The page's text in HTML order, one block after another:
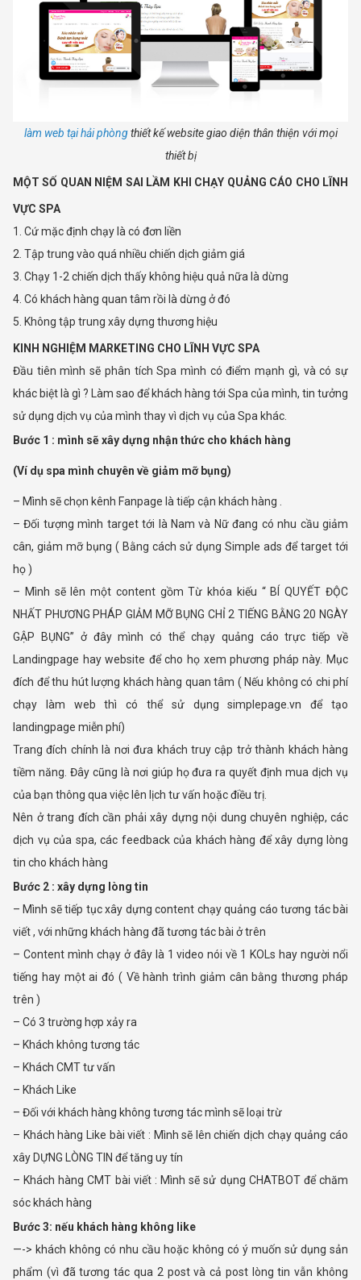
làm web tại hải phòngthiết kế website giao diện thân thiện với mọi
thiết bị
MỘT SỐ QUAN NIỆM SAI LẦM KHI CHẠY QUẢNG CÁO CHO LĨNH
VỰC SPA
1. Cứ mặc định chạy là có đơn liền
2. Tập trung vào quá nhiều chiến dịch giảm giá
3. Chạy 1-2 chiến dịch thấy không hiệu quả nữa là dừng
4. Có khách hàng quan tâm rồi là dừng ở đó
5. Không tập trung xây dựng thương hiệu
KINH NGHIỆM MARKETING CHO LĨNH VỰC SPA
Đầu tiên mình sẽ phân tích Spa mình có điểm mạnh gì, và có sự
khác biệt là gì ? Làm sao để khách hàng tới Spa của mình, tin tưởng
sử dụng dịch vụ của mình thay vì dịch vụ của Spa khác.
Bước 1 : mình sẽ xây dựng nhận thức cho khách hàng
(Ví dụ spa mình chuyên về giảm mỡ bụng)
– Mình sẽ chọn kênh Fanpage là tiếp cận khách hàng .
– Đối tượng mình target tới là Nam và Nữ đang có nhu cầu giảm
cân, giảm mỡ bụng ( Bằng cách sử dụng Simple ads để target tới
họ )
– Mình sẽ lên một content gồm Từ khóa kiếu “ BÍ QUYẾT ĐỘC
NHẤT PHƯƠNG PHÁP GIẢM MỠ BỤNG CHỈ 2 TIẾNG BẰNG 20 NGÀY
GẬP BỤNG” ở đây mình có thể chạy quảng cáo trực tiếp về
Landingpage hay website để cho họ xem phương pháp này. Mục
đích để thu hút lượng khách hàng quan tâm ( Nếu không có chi phí
chạy làm web thì có thể sử dụng simplepage.vn để tạo
landingpage miễn phí)
Trang đích chính là nơi đưa khách truy cập trở thành khách hàng
tiềm năng. Đây cũng là nơi giúp họ đưa ra quyết định mua dịch vụ
của bạn thông qua việc lên lịch tư vấn hoặc điều trị.
Nên ở trang đích cần phải xây dựng nội dung chuyên nghiệp, các
dịch vụ của spa, các feedback của khách hàng để xây dựng lòng
tin cho khách hàng
Bước 2 : xây dựng lòng tin
– Mình sẽ tiếp tục xây dựng content chạy quảng cáo tương tác bài
viết , với những khách hàng đã tương tác bài ở trên
– Content mình chạy ở đây là 1 video nói về 1 KOLs hay người nổi
tiếng hay một ai đó ( Về hành trình giảm cân bằng thương pháp
trên )
– Có 3 trường hợp xảy ra
– Khách không tương tác
– Khách CMT tư vấn
– Khách Like
– Đối với khách hàng không tương tác mình sẽ loại trừ
– Khách hàng Like bài viết : Mình sẽ lên chiến dịch chạy quảng cáo
xây DỰNG LÒNG TIN để tăng uy tín
– Khách hàng CMT bài viết : Mình sẽ sử dụng CHATBOT để chăm
sóc khách hàng
Bước 3: nếu khách hàng không like
—-> khách không có nhu cầu hoặc không có ý muốn sử dụng sản
phẩm (vì đã tương tác qua 2 post và cả post lòng tin vẫn không